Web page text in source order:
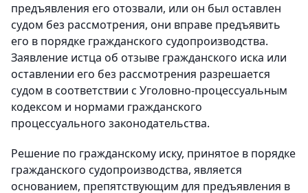
предъявления его отозвали, или он был оставлен
судом без рассмотрения, они вправе предъявить
его в порядке гражданского судопроизводства.
Заявление истца об отзыве гражданского иска или
оставлении его без рассмотрения разрешается
судом в соответствии с Уголовно-процессуальным
кодексом и нормами гражданского
процессуального законодательства.
Решение по гражданскому иску, принятое в порядке
гражданского судопроизводства, является
основанием, препятствующим для предъявления в